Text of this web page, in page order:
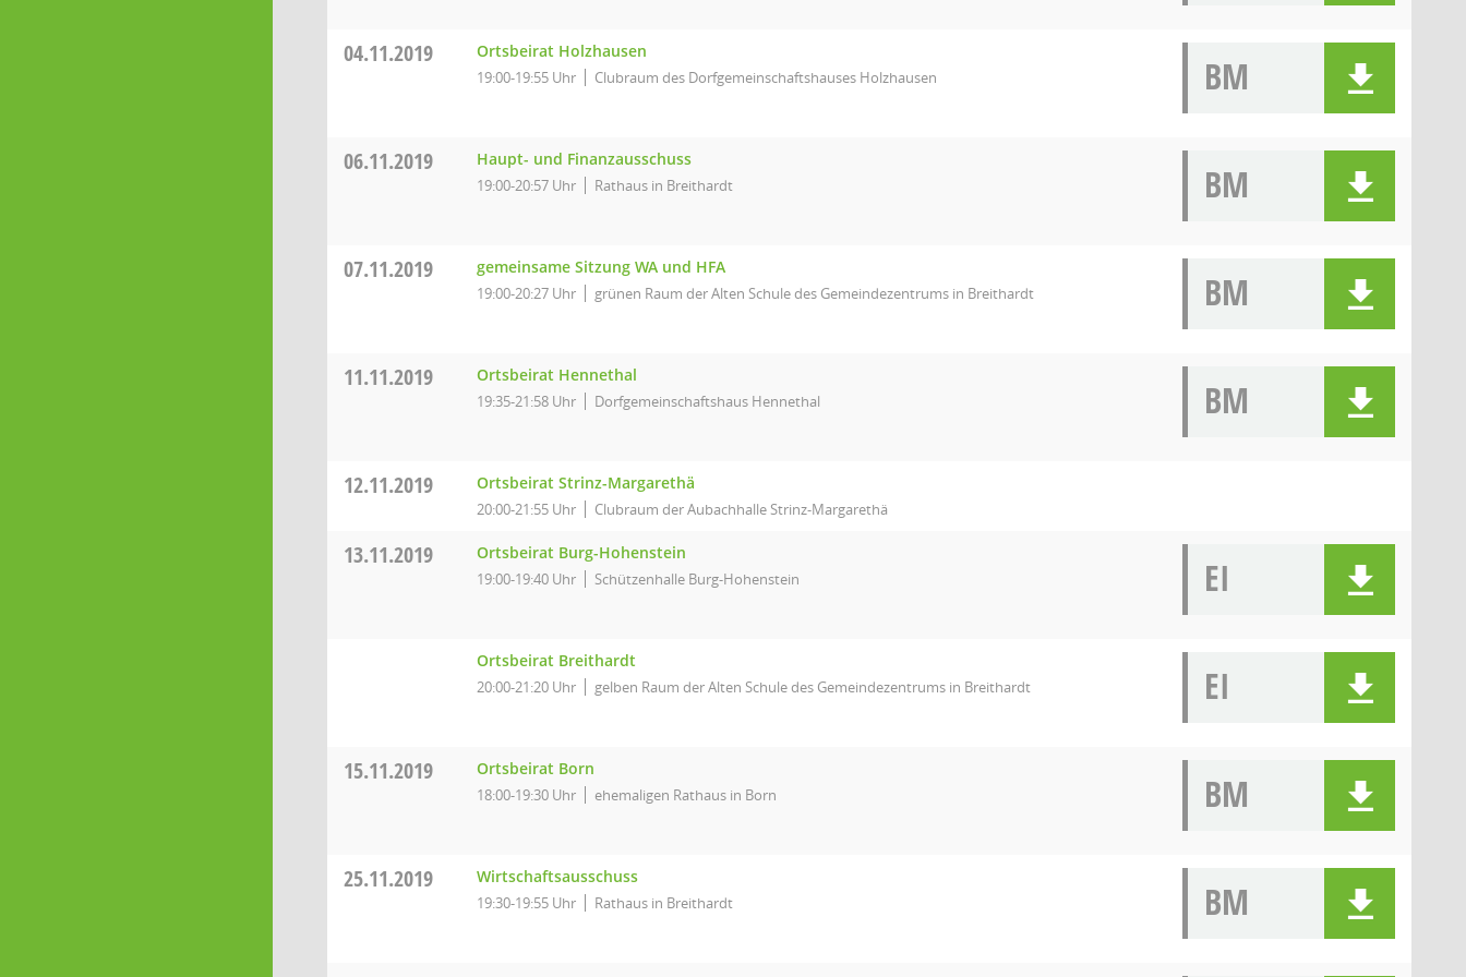
04.11.2019 Ortsbeirat Holzhausen
19:00-19:55 Uhr Clubraum des Dorfgemeinschaftshauses Holzhausen BM
06.11.2019 Haupt- und Finanzausschuss
19:00-20:57 Uhr Rathaus in Breithardt BM
07.11.2019 gemeinsame Sitzung WA und HFA
19:00-20:27 Uhr grünen Raum der Alten Schule des Gemeindezentrums in Breithardt BM
11.11.2019 Ortsbeirat Hennethal
19:35-21:58 Uhr Dorfgemeinschaftshaus Hennethal BM
12.11.2019 Ortsbeirat Strinz-Margarethä
20:00-21:55 Uhr Clubraum der Aubachhalle Strinz-Margarethä
13.11.2019 Ortsbeirat Burg-Hohenstein
19:00-19:40 Uhr Schützenhalle Burg-Hohenstein EI
Ortsbeirat Breithardt
20:00-21:20 Uhr gelben Raum der Alten Schule des Gemeindezentrums in Breithardt EI
15.11.2019 Ortsbeirat Born
18:00-19:30 Uhr ehemaligen Rathaus in Born BM
25.11.2019 Wirtschaftsausschuss
19:30-19:55 Uhr Rathaus in Breithardt BM